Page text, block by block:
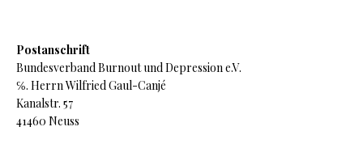
Postanschrift
Bundesverband Burnout und Depression e.V.
℅. Herrn Wilfried Gaul-Canjé
Kanalstr. 57
41460 Neuss